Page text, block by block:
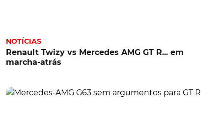
NOTÍCIAS
Renault Twizy vs Mercedes AMG GT R... em
marcha-atrás